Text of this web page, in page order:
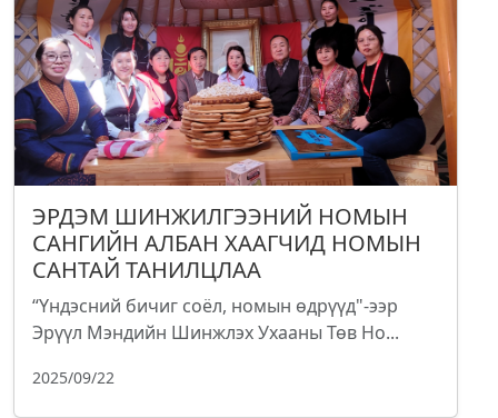
ЭРДЭМ ШИНЖИЛГЭЭНИЙ НОМЫН
САНГИЙН АЛБАН ХААГЧИД НОМЫН
САНТАЙ ТАНИЛЦЛАА
“Үндэсний бичиг соёл, номын өдрүүд"-ээр
Эрүүл Мэндийн Шинжлэх Ухааны Төв Но...
2025/09/22